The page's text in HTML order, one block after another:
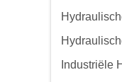
Industriële